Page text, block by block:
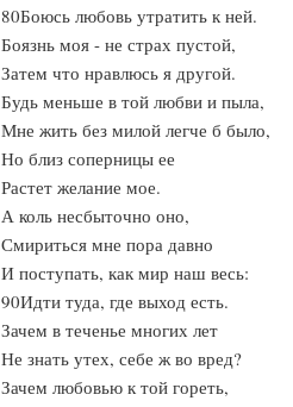
80Боюсь любовь утратить к ней.
Боязнь моя - не страх пустой,
Затем что нравлюсь я другой.
Будь меньше в той любви и пыла,
Мне жить без милой легче б было,
Но близ соперницы ее
Растет желание мое.
А коль несбыточно оно,
Смириться мне пора давно
И поступать, как мир наш весь:
90Идти туда, где выход есть.
Зачем в теченье многих лет
Не знать утех, себе ж во вред?
Зачем любовью к той гореть,